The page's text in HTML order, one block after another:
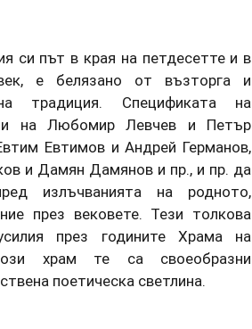
си път в края на петдесетте и в
е белязано от възторга и
традиция. Спецификата на
на Любомир Левчев и Петър
Евтимов и Андрей Германов,
и Дамян Дамянов и пр., и пр. да
излъчванията на родното,
през вековете. Тези толкова
през годините Храма на
храм те са своеобразни
поетическа светлина.